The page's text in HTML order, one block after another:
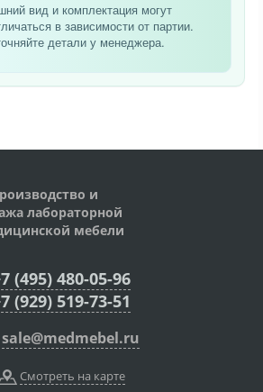
вид и комплектация могут
в зависимости от партии.
детали у менеджера.
и
лабораторной
мебели
(495) 480-05-96
(929) 519-73-51
sale@medmebel.ru
Смотреть на карте